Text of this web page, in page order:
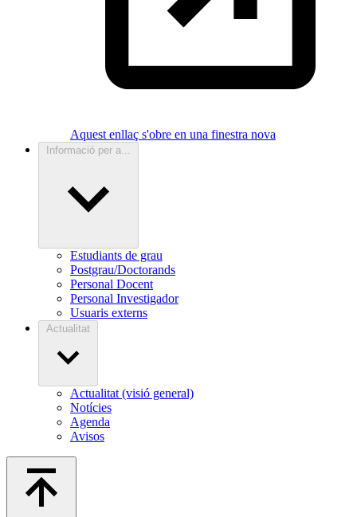
Aquest enllaç s'obre en una finestra nova
Informació per a...
Estudiants de grau
Postgrau/Doctorands
Personal Docent
Personal Investigador
Usuaris externs
Actualitat
Actualitat (visió general)
Notícies
Agenda
Avisos